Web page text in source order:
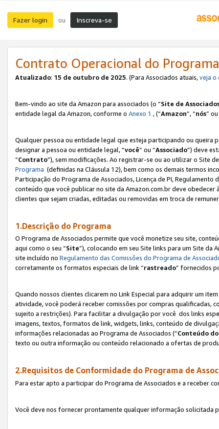
Fazer login ou Inscreva-se
Contrato Operacional do
Atualizado: 15 de outubro de 2025. (Para Associados atuais,veja o
Bem-vindo ao site da Amazon para associados (o “Site de
entidade legal da Amazon, conforme o Anexo 1 , (“Amazon”, “nós”
Qualquer pessoa ou entidade legal que esteja participando ou queira
designar a pessoa ou entidade legal, “você” ou “Associado”) deve
“Contrato”), sem modificações. Ao registrar-se ou ao utilizar o Site
Programa (definidas na Cláusula 12), bem como os demais termos
Participação do Programa de Associados, Licença de PI,
conteúdo que você publicar no site da Amazon.com.br deve
clientes que sejam criadas, editadas ou removidas em troca de
1.Descrição do Programa
O Programa de Associados permite que você monetize seu site,
aqui como o seu “Site”), colocando em seu Site links para um Site da
site incluído no Regulamento das Comissões do Programa de
corretamente os formatos especiais de link “rastreado” fornecidos
Quando nossos clientes clicarem no Link Especial para adquirir um
atividade, você poderá receber comissões por compras qualificadas,
sujeito a restrições). Para facilitar a divulgação por você dos links
imagens, textos, formatos de link, widgets, links, conteúdo de
informações relacionadas ao Programa de Associados (“Conteúdo
texto ou outra informação ou conteúdo relacionado a ofertas de
2.Requisitos de Conformidade do Programa de
Para estar apto a participar do Programa de Associados e a receber
Você deve nos fornecer prontamente qualquer informação solicitada